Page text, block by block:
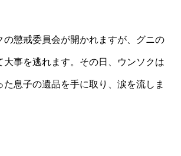
の懲戒委員会が開かれますが、グニの
大事を逃れます。その日、ウンソクは
た息子の遺品を手に取り、涙を流しま